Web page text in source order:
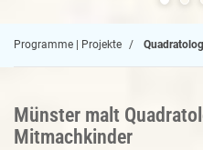
Programme | Projekte
Münster malt
Mitmachkinder